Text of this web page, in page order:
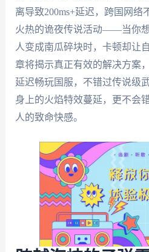
离导致200ms+延迟，跨国网络
火热的诡夜传说活动——当你
人变成南瓜碎块时，卡顿却让
章将揭示真正有效的解决方案
延迟畅玩国服，不错过传说级
身上的火焰特效蔓延，更不会
人的致命快感。